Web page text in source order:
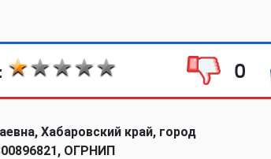
0
Хабаровский край, город
ОГРНИП